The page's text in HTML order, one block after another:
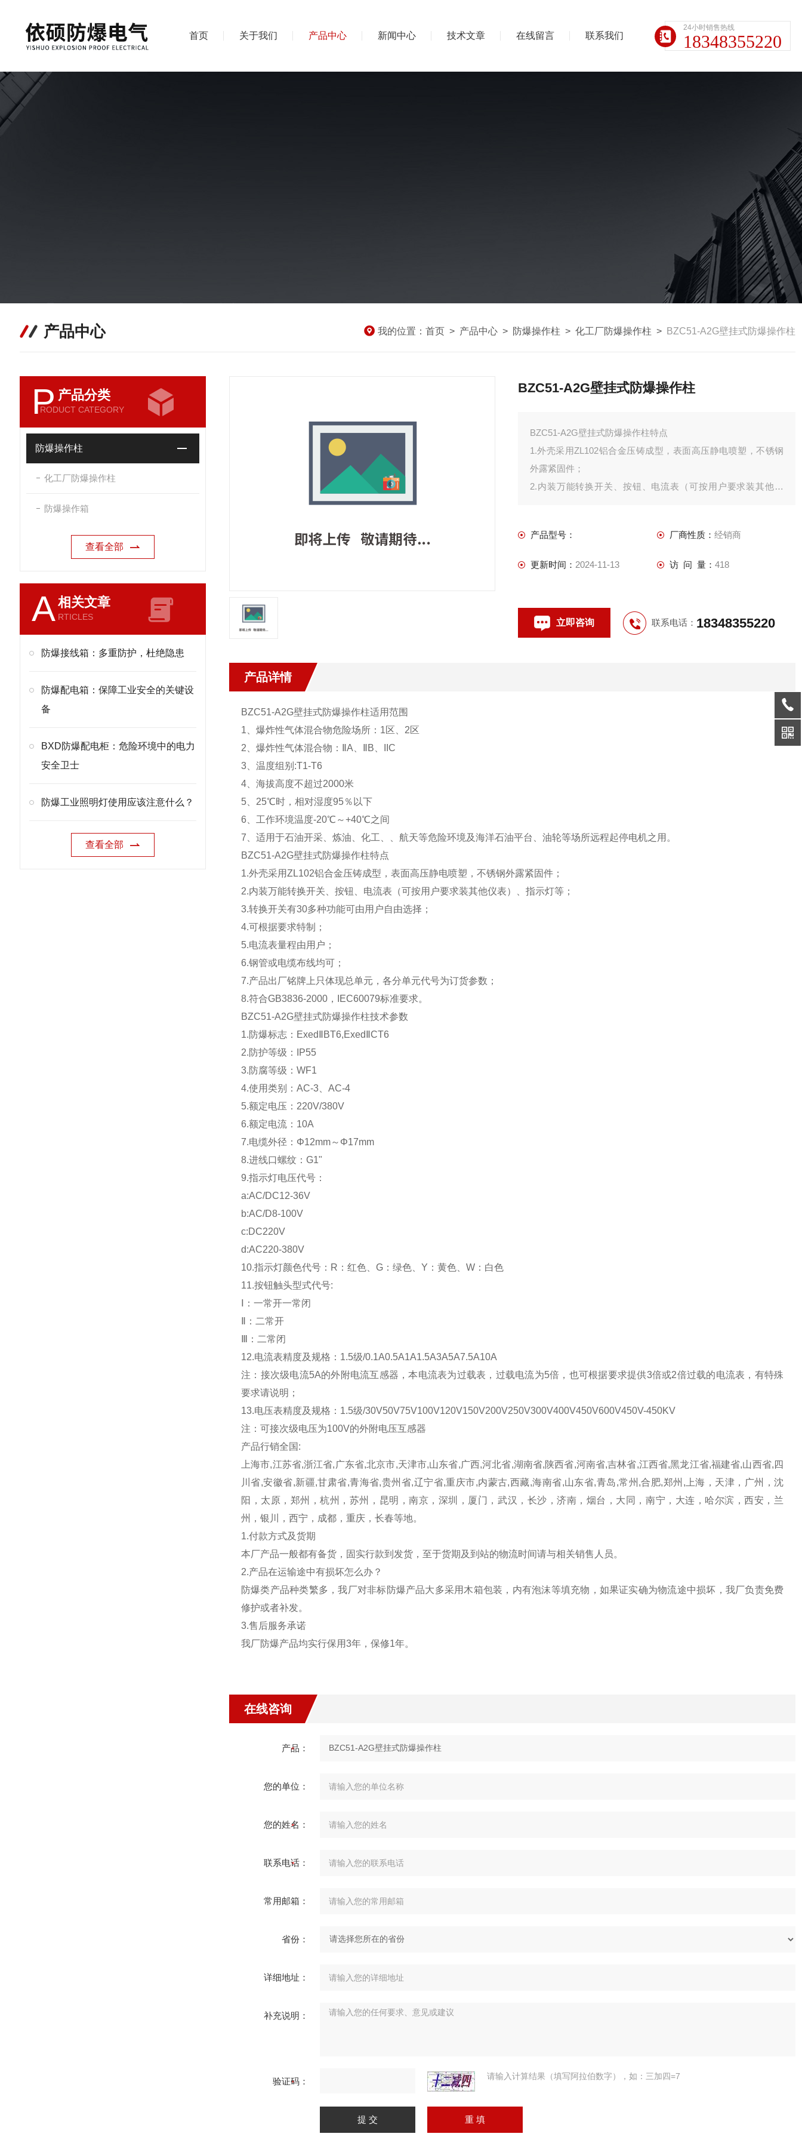
首页 关于我们 产品中心 新闻中心 技术文章 在线留言 联系我们
24小时销售热线
18348355220
产品中心 我的位置： 首页 > 产品中心 > 防爆操作柱 > 化工厂防爆操作柱 > BZC51-A2G壁挂式防爆操作柱
P 产品分类
RODUCT CATEGORY
防爆操作柱
化工厂防爆操作柱
防爆操作箱
查看全部
A相关文章
RTICLES
防爆接线箱：多重防护，杜绝隐患
防爆配电箱：保障工业安全的关键设
备
BXD防爆配电柜：危险环境中的电力
安全卫士
防爆工业照明灯使用应该注意什么？
查看全部
BZC51-A2G壁挂式防爆操作柱
BZC51-A2G壁挂式防爆操作柱特点
1.外壳采用ZL102铝合金压铸成型，表面高压静电喷塑，不锈钢
外露紧固件；
2.内装万能转换开关、按钮、电流表（可按用户要求装其他仪
4.可根据要求特制；
5.电流表量程由用户；
产品型号： 厂商性质： 经销商
更新时间： 2024-11-13 访 问 量： 418
立即咨询 联系电话： 18348355220
产品详情
BZC51-A2G壁挂式防爆操作柱适用范围
1、爆炸性气体混合物危险场所：1区、2区
2、爆炸性气体混合物：ⅡA、ⅡB、IIC
3、温度组别:T1-T6
4、海拔高度不超过2000米
5、25℃时，相对湿度95％以下
6、工作环境温度-20℃～+40℃之间
7、适用于石油开采、炼油、化工、、航天等危险环境及海洋石油平台、油轮等场所远程起停电机之用。
BZC51-A2G壁挂式防爆操作柱特点
1.外壳采用ZL102铝合金压铸成型，表面高压静电喷塑，不锈钢外露紧固件；
2.内装万能转换开关、按钮、电流表（可按用户要求装其他仪表）、指示灯等；
3.转换开关有30多种功能可由用户自由选择；
4.可根据要求特制；
5.电流表量程由用户；
6.钢管或电缆布线均可；
7.产品出厂铭牌上只体现总单元，各分单元代号为订货参数；
8.符合GB3836-2000，IEC60079标准要求。
BZC51-A2G壁挂式防爆操作柱技术参数
1.防爆标志：ExedⅡBT6,ExedⅡCT6
2.防护等级：IP55
3.防腐等级：WF1
4.使用类别：AC-3、AC-4
5.额定电压：220V/380V
6.额定电流：10A
7.电缆外径：Φ12mm～Φ17mm
8.进线口螺纹：G1"
9.指示灯电压代号：
a:AC/DC12-36V
b:AC/D8-100V
c:DC220V
d:AC220-380V
10.指示灯颜色代号：R：红色、G：绿色、Y：黄色、W：白色
11.按钮触头型式代号:
Ⅰ：一常开一常闭
Ⅱ：二常开
Ⅲ：二常闭
12.电流表精度及规格：1.5级/0.1A0.5A1A1.5A3A5A7.5A10A
注：接次级电流5A的外附电流互感器，本电流表为过载表，过载电流为5倍，也可根据要求提供3倍或2倍过载的电流表，有特殊
要求请说明；
13.电压表精度及规格：1.5级/30V50V75V100V120V150V200V250V300V400V450V600V450V-450KV
注：可接次级电压为100V的外附电压互感器
产品行销全国:
上海市,江苏省,浙江省,广东省,北京市,天津市,山东省,广西,河北省,湖南省,陕西省,河南省,吉林省,江西省,黑龙江省,福建省,山西省,四
川省,安徽省,新疆,甘肃省,青海省,贵州省,辽宁省,重庆市,内蒙古,西藏,海南省,山东省,青岛,常州,合肥,郑州,上海，天津，广州，沈
阳，太原，郑州，杭州，苏州，昆明，南京，深圳，厦门，武汉，长沙，济南，烟台，大同，南宁，大连，哈尔滨，西安，兰
州，银川，西宁，成都，重庆，长春等地。
1.付款方式及货期
本厂产品一般都有备货，固实行款到发货，至于货期及到站的物流时间请与相关销售人员。
2.产品在运输途中有损坏怎么办？
防爆类产品种类繁多，我厂对非标防爆产品大多采用木箱包装，内有泡沫等填充物，如果证实确为物流途中损坏，我厂负责免费
修护或者补发。
3.售后服务承诺
我厂防爆产品均实行保用3年，保修1年。
在线咨询
产品：
您的单位：
您的姓名：
联系电话：
常用邮箱：
省份：
详细地址：
补充说明：
验证码： 请输入计算结果（填写阿拉伯数字），如：三加四=7